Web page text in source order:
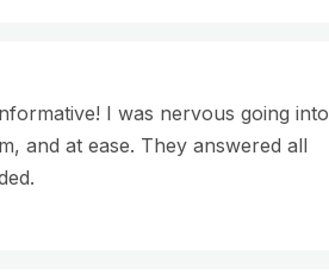
I was nervous going into
and at ease. They answered all